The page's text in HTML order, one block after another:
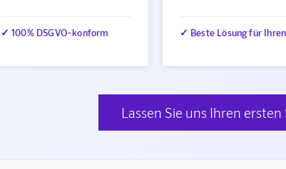
✓ 100% DSGVO-konform ✓ Beste Lösung für
Lassen Sie uns Ihren